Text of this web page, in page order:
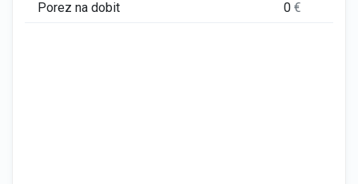
Porez na dobit
0€